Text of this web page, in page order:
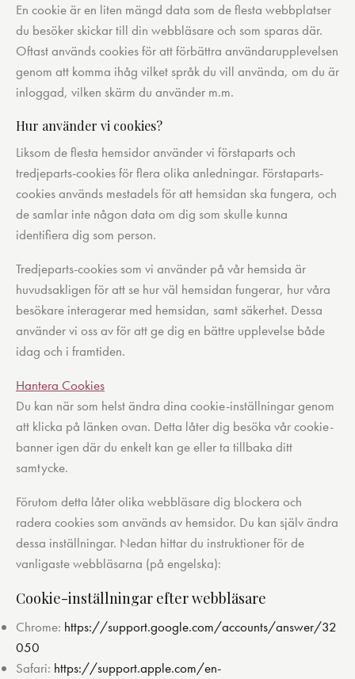
En cookie är en liten mängd data som de flesta webbplatser
du besöker skickar till din webbläsare och som sparas där.
Oftast används cookies för att förbättra användarupplevelsen
genom att komma ihåg vilket språk du vill använda, om du är
inloggad, vilken skärm du använder m.m.
Hur använder vi cookies?
Liksom de flesta hemsidor använder vi förstaparts och
tredjeparts-cookies för flera olika anledningar. Förstaparts-
cookies används mestadels för att hemsidan ska fungera, och
de samlar inte någon data om dig som skulle kunna
identifiera dig som person.
Tredjeparts-cookies som vi använder på vår hemsida är
huvudsakligen för att se hur väl hemsidan fungerar, hur våra
besökare interagerar med hemsidan, samt säkerhet. Dessa
använder vi oss av för att ge dig en bättre upplevelse både
idag och i framtiden.
Hantera Cookies
Du kan när som helst ändra dina cookie-inställningar genom
att klicka på länken ovan. Detta låter dig besöka vår cookie-
banner igen där du enkelt kan ge eller ta tillbaka ditt
samtycke.
Förutom detta låter olika webbläsare dig blockera och
radera cookies som används av hemsidor. Du kan själv ändra
dessa inställningar. Nedan hittar du instruktioner för de
vanligaste webbläsarna (på engelska):
Cookie-inställningar efter webbläsare
Chrome: https://support.google.com/accounts/answer/32
050
Safari: https://support.apple.com/en-